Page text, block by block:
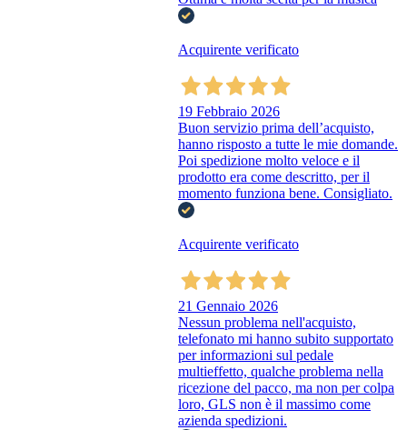
Acquirente verificato
19 Febbraio 2026
Buon servizio prima dell’acquisto,
hanno risposto a tutte le mie domande.
Poi spedizione molto veloce e il
prodotto era come descritto, per il
momento funziona bene. Consigliato.
Acquirente verificato
21 Gennaio 2026
Nessun problema nell'acquisto,
telefonato mi hanno subito supportato
per informazioni sul pedale
multieffetto, qualche problema nella
ricezione del pacco, ma non per colpa
loro, GLS non è il massimo come
azienda spedizioni.